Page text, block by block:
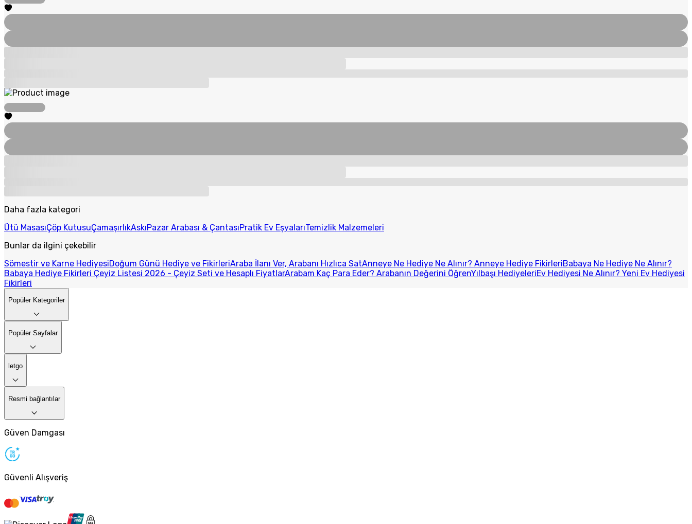
Daha fazla kategori
Ütü MasasıÇöp KutusuÇamaşırlıkAskıPazar Arabası & ÇantasıPratik Ev EşyalarıTemizlik Malzemeleri
Bunlar da ilgini çekebilir
Sömestir ve Karne HediyesiDoğum Günü Hediye ve FikirleriAraba İlanı Ver, Arabanı Hızlıca SatAnneye Ne Hediye Ne Alınır? Anneye Hediye FikirleriBabaya Ne Hediye Ne Alınır?
Babaya Hediye Fikirleri Çeyiz Listesi 2026 - Çeyiz Seti ve Hesaplı FiyatlarArabam Kaç Para Eder? Arabanın Değerini ÖğrenYılbaşı HediyeleriEv Hediyesi Ne Alınır? Yeni Ev Hediyesi
Fikirleri
Popüler Kategoriler
Popüler Sayfalar
letgo
Resmi bağlantılar
Güven Damgası
Güvenli Alışveriş